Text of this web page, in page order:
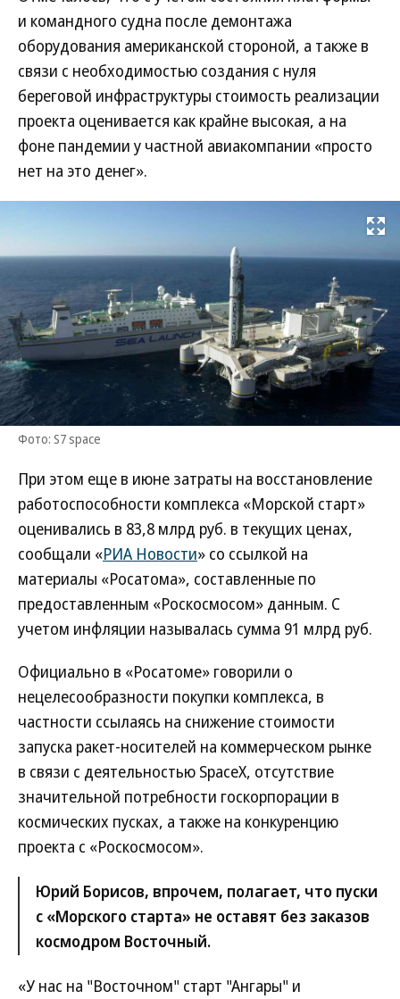
и командного судна после демонтажа
оборудования американской стороной, а также в
связи с необходимостью создания с нуля
береговой инфраструктуры стоимость реализации
проекта оценивается как крайне высокая, а на
фоне пандемии у частной авиакомпании «просто
нет на это денег».
Развернуть
Фото: S7 space
При этом еще в июне затраты на восстановление
работоспособности комплекса «Морской старт»
оценивались в 83,8 млрд руб. в текущих ценах,
сообщали «РИА Новости» со ссылкой на
материалы «Росатома», составленные по
предоставленным «Роскосмосом» данным. С
учетом инфляции называлась сумма 91 млрд руб.
Официально в «Росатоме» говорили о
нецелесообразности покупки комплекса, в
частности ссылаясь на снижение стоимости
запуска ракет-носителей на коммерческом рынке
в связи с деятельностью SpaceX, отсутствие
значительной потребности госкорпорации в
космических пусках, а также на конкуренцию
проекта с «Роскосмосом».
Юрий Борисов, впрочем, полагает, что пуски
с «Морского старта» не оставят без заказов
космодром Восточный.
«У нас на "Восточном" старт "Ангары" и